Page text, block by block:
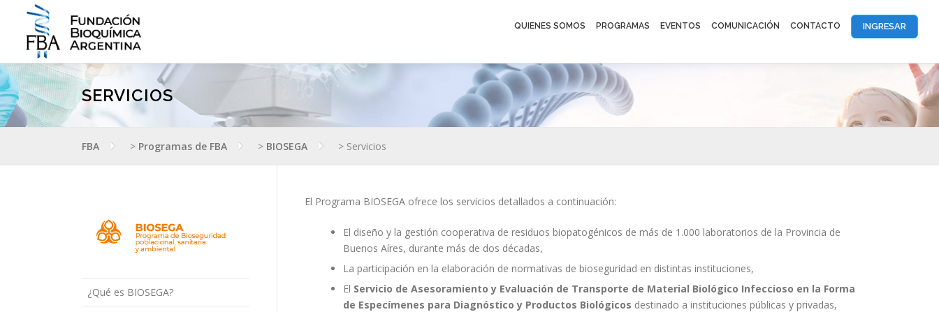
contenido
QUIENES SOMOS PROGRAMAS EVENTOS COMUNICACIÓN CONTACTO INGRESAR
SERVICIOS
FBA > Programas de FBA > BIOSEGA > Servicios
El Programa BIOSEGA ofrece los servicios detallados a continuación:
El diseño y la gestión cooperativa de residuos biopatogénicos de más de 1.000 laboratorios de la Provincia de
Buenos Aíres, durante más de dos décadas,
La participación en la elaboración de normativas de bioseguridad en distintas instituciones,
El Servicio de Asesoramiento y Evaluación de Transporte de Material Biológico Infeccioso en la Forma
de Especímenes para Diagnóstico y Productos Biológicos destinado a instituciones públicas y privadas,
¿Qué es BIOSEGA?